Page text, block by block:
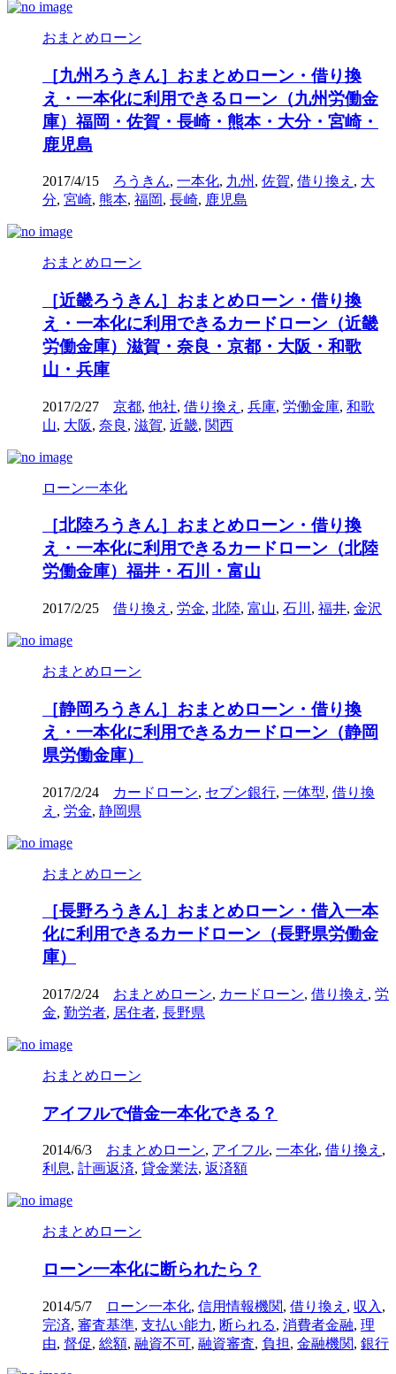
おまとめローン
［九州ろうきん］おまとめローン・借り換
え・一本化に利用できるローン（九州労働金
庫）福岡・佐賀・長崎・熊本・大分・宮崎・
鹿児島
2017/4/15 ろうきん, 一本化, 九州 , 佐賀, 借り換え , 大
分, 宮崎, 熊本, 福岡, 長崎, 鹿児島
おまとめローン
［近畿ろうきん］おまとめローン・借り換
え・一本化に利用できるカードローン（近畿
労働金庫）滋賀・奈良・京都・大阪・和歌
山・兵庫
2017/2/27 京都, 他社, 借り換え , 兵庫, 労働金庫, 和歌
山, 大阪, 奈良 , 滋賀, 近畿, 関西
ローン一本化
［北陸ろうきん］おまとめローン・借り換
え・一本化に利用できるカードローン（北陸
労働金庫）福井・石川・富山
2017/2/25 借り換え , 労金, 北陸, 富山, 石川 , 福井, 金沢
おまとめローン
［静岡ろうきん］おまとめローン・借り換
え・一本化に利用できるカードローン（静岡
県労働金庫）
2017/2/24 カードローン, セブン銀行, 一体型, 借り換
え , 労金, 静岡県
おまとめローン
［長野ろうきん］おまとめローン・借入一本
化に利用できるカードローン（長野県労働金
庫）
2017/2/24 おまとめローン, カードローン, 借り換え , 労
金, 勤労者, 居住者, 長野県
おまとめローン
アイフルで借金一本化できる？
2014/6/3 おまとめローン, アイフル, 一本化, 借り換え ,
利息, 計画返済, 貸金業法, 返済額
おまとめローン
ローン一本化に断られたら？
2014/5/7 ローン一本化, 信用情報機関, 借り換え , 収入 ,
完済, 審査基準, 支払い能力, 断られる, 消費者金融, 理
由, 督促, 総額, 融資不可, 融資審査, 負担, 金融機関, 銀行